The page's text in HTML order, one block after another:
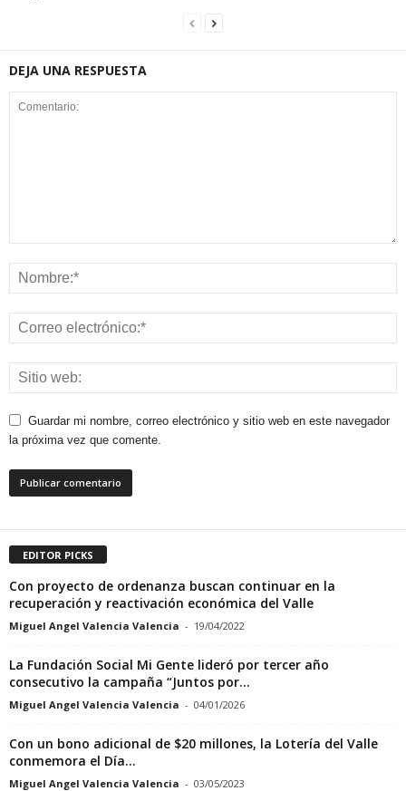
DEJA UNA RESPUESTA
Guardar mi nombre, correo electrónico y sitio web en este navegador
la próxima vez que comente.
EDITOR PICKS
Con proyecto de ordenanza buscan continuar en la
recuperación y reactivación económica del Valle
Miguel Angel Valencia Valencia - 19/04/2022
La Fundación Social Mi Gente lideró por tercer año
consecutivo la campaña “Juntos por...
Miguel Angel Valencia Valencia - 04/01/2026
Con un bono adicional de $20 millones, la Lotería del Valle
conmemora el Día...
Miguel Angel Valencia Valencia - 03/05/2023